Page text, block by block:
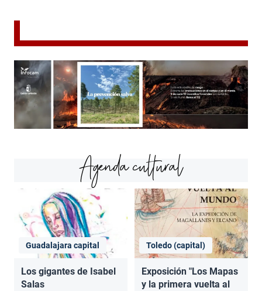
Agenda cultural
Guadalajara capital
Los gigantes de Isabel
Salas
Toledo (capital)
Exposición "Los Mapas
y la primera vuelta al